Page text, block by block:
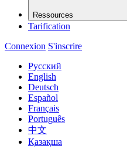
Ressources
Tarification
Connexion S'inscrire
Русский
English
Deutsch
Español
Français
Português
中文
Қазақша